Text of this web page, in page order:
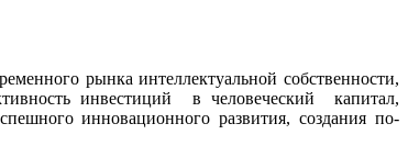
рынка интеллектуальной собственности,
инвестиций в человеческий капитал,
инновационного развития, создания по­